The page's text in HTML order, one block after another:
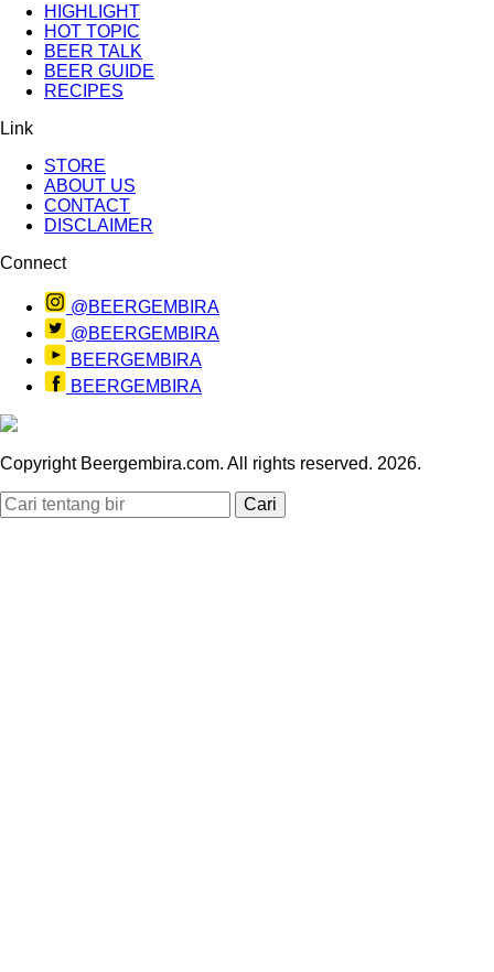
HIGHLIGHT
HOT TOPIC
BEER TALK
BEER GUIDE
RECIPES
Link
STORE
ABOUT US
CONTACT
DISCLAIMER
Connect
@BEERGEMBIRA
@BEERGEMBIRA
BEERGEMBIRA
BEERGEMBIRA
Copyright Beergembira.com. All rights reserved. 2026.